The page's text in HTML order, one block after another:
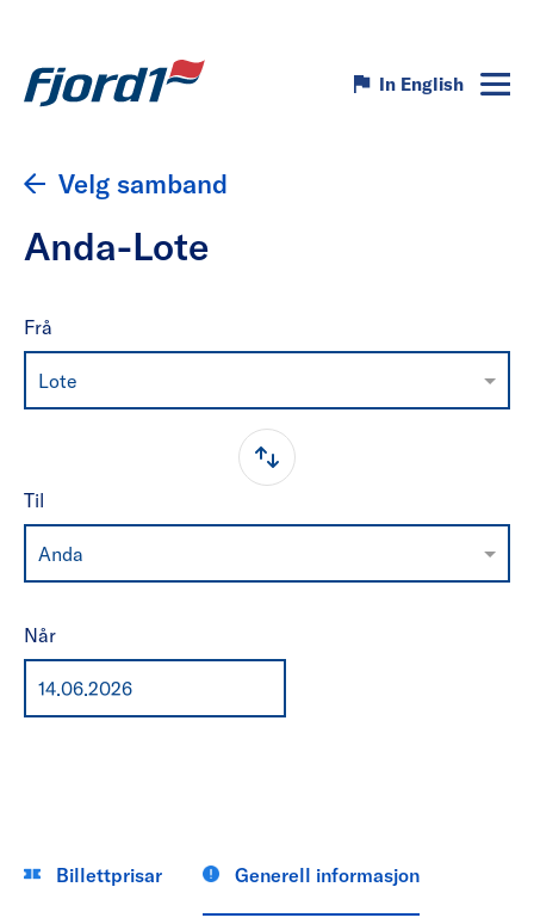
In English
Velg samband
Anda-Lote
Frå
Lote
Til
Anda
Når
Billettprisar Generell informasjon